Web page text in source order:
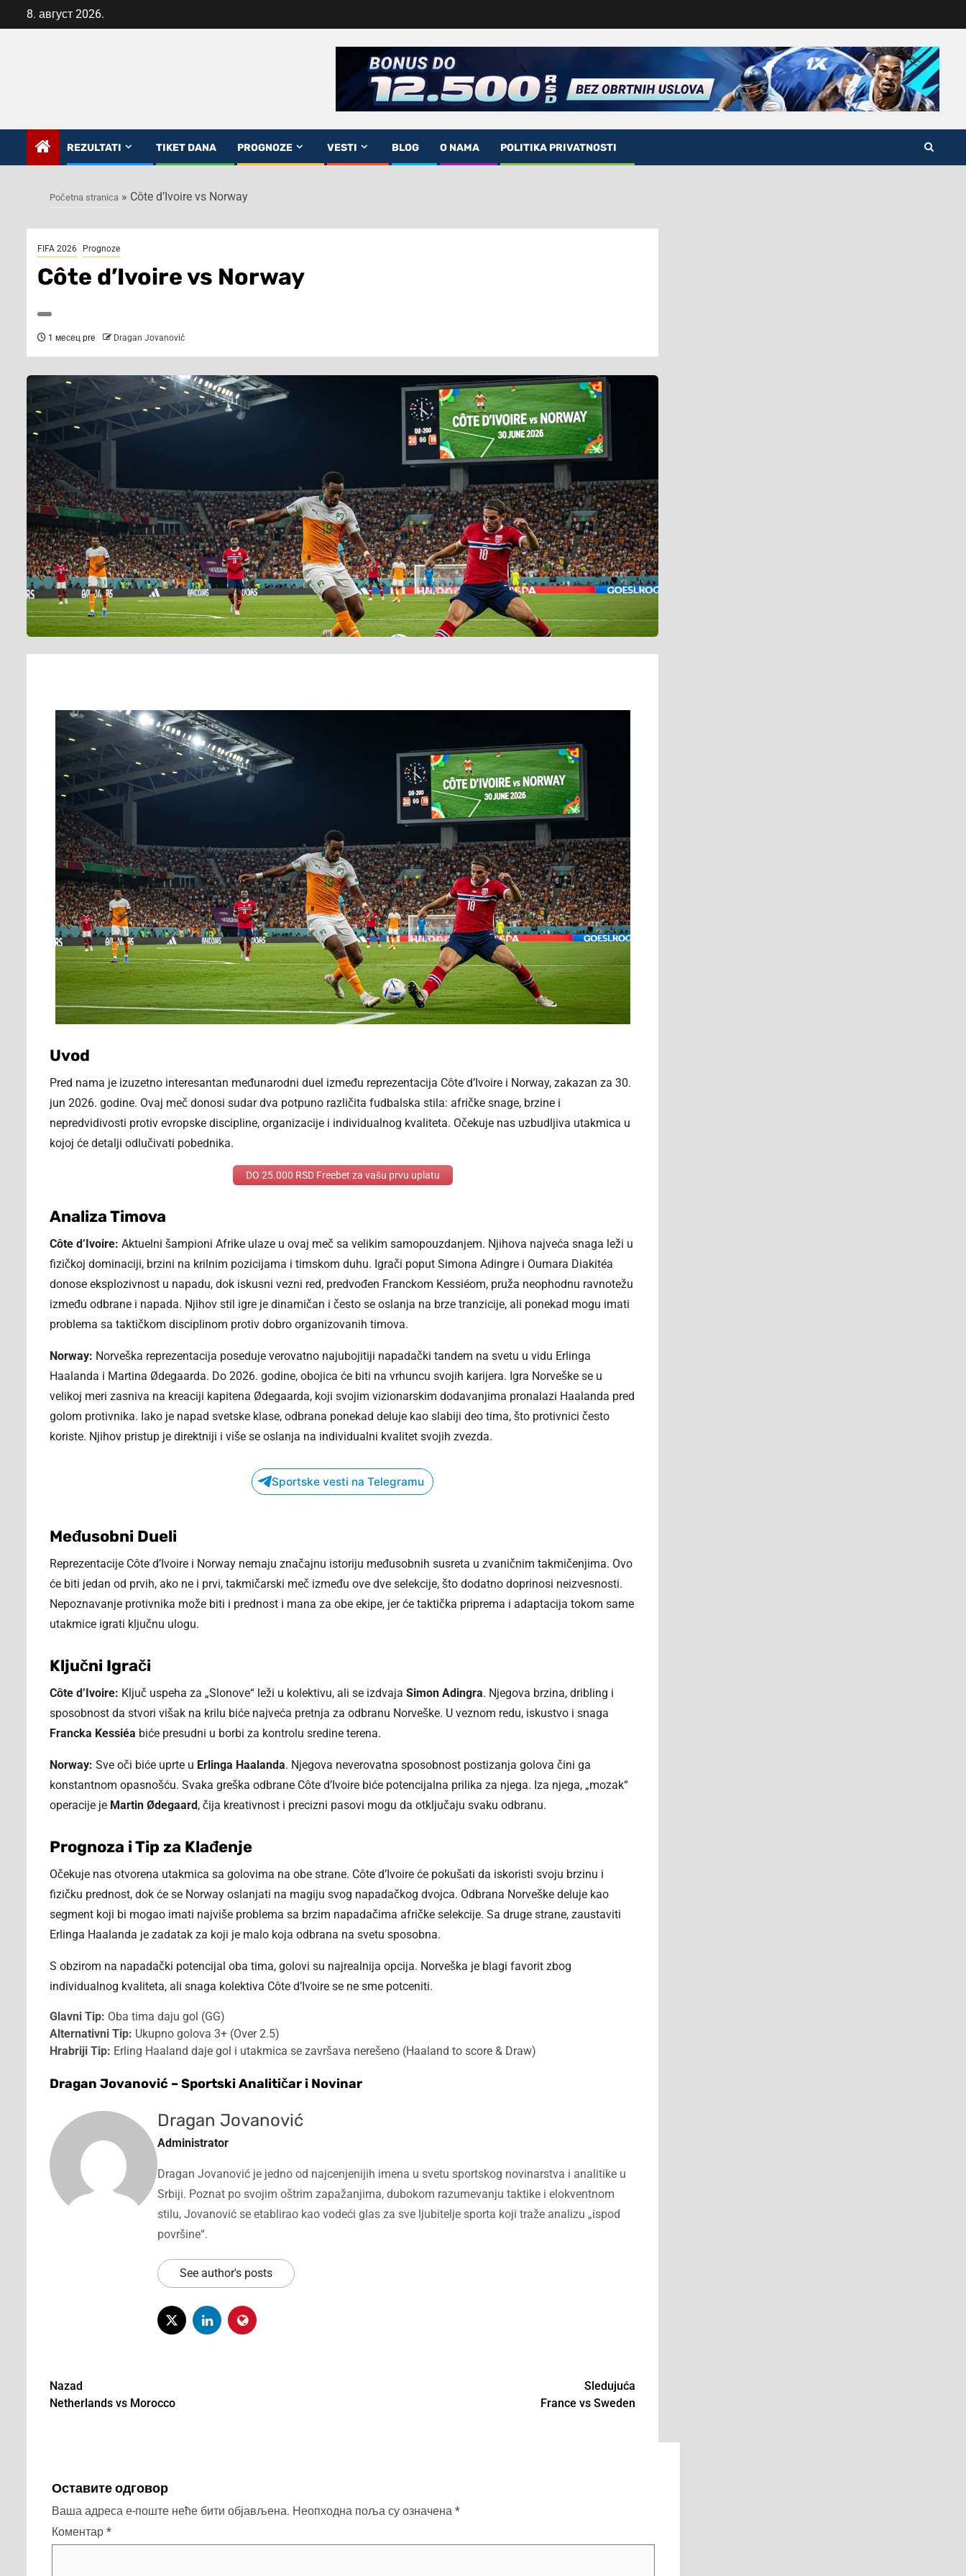
8. август 2026.
REZULTATI TIKET DANA PROGNOZE VESTI BLOG O NAMA POLITIKA PRIVATNOSTI
Početna stranica » Côte d’Ivoire vs Norway
FIFA 2026 Prognoze
Côte d’Ivoire vs Norway
1 месец pre Dragan Jovanović
Uvod
Pred nama je izuzetno interesantan međunarodni duel između reprezentacija Côte d’Ivoire i Norway, zakazan za 30.
jun 2026. godine. Ovaj meč donosi sudar dva potpuno različita fudbalska stila: afričke snage, brzine i
nepredvidivosti protiv evropske discipline, organizacije i individualnog kvaliteta. Očekuje nas uzbudljiva utakmica u
kojoj će detalji odlučivati pobednika.
DO 25.000 RSD Freebet za vašu prvu uplatu
Analiza Timova
Côte d’Ivoire: Aktuelni šampioni Afrike ulaze u ovaj meč sa velikim samopouzdanjem. Njihova najveća snaga leži u
fizičkoj dominaciji, brzini na krilnim pozicijama i timskom duhu. Igrači poput Simona Adingre i Oumara Diakitéa
donose eksplozivnost u napadu, dok iskusni vezni red, predvođen Franckom Kessiéom, pruža neophodnu ravnotežu
između odbrane i napada. Njihov stil igre je dinamičan i često se oslanja na brze tranzicije, ali ponekad mogu imati
problema sa taktičkom disciplinom protiv dobro organizovanih timova.
Norway: Norveška reprezentacija poseduje verovatno najubojitiji napadački tandem na svetu u vidu Erlinga
Haalanda i Martina Ødegaarda. Do 2026. godine, obojica će biti na vrhuncu svojih karijera. Igra Norveške se u
velikoj meri zasniva na kreaciji kapitena Ødegaarda, koji svojim vizionarskim dodavanjima pronalazi Haalanda pred
golom protivnika. Iako je napad svetske klase, odbrana ponekad deluje kao slabiji deo tima, što protivnici često
koriste. Njihov pristup je direktniji i više se oslanja na individualni kvalitet svojih zvezda.
Sportske vesti na Telegramu
Međusobni Dueli
Reprezentacije Côte d’Ivoire i Norway nemaju značajnu istoriju međusobnih susreta u zvaničnim takmičenjima. Ovo
će biti jedan od prvih, ako ne i prvi, takmičarski meč između ove dve selekcije, što dodatno doprinosi neizvesnosti.
Nepoznavanje protivnika može biti i prednost i mana za obe ekipe, jer će taktička priprema i adaptacija tokom same
utakmice igrati ključnu ulogu.
Ključni Igrači
Côte d’Ivoire: Ključ uspeha za „Slonove“ leži u kolektivu, ali se izdvaja Simon Adingra. Njegova brzina, dribling i
sposobnost da stvori višak na krilu biće najveća pretnja za odbranu Norveške. U veznom redu, iskustvo i snaga
Francka Kessiéa biće presudni u borbi za kontrolu sredine terena.
Norway: Sve oči biće uprte u Erlinga Haalanda. Njegova neverovatna sposobnost postizanja golova čini ga
konstantnom opasnošću. Svaka greška odbrane Côte d’Ivoire biće potencijalna prilika za njega. Iza njega, „mozak“
operacije je Martin Ødegaard, čija kreativnost i precizni pasovi mogu da otključaju svaku odbranu.
Prognoza i Tip za Klađenje
Očekuje nas otvorena utakmica sa golovima na obe strane. Côte d’Ivoire će pokušati da iskoristi svoju brzinu i
fizičku prednost, dok će se Norway oslanjati na magiju svog napadačkog dvojca. Odbrana Norveške deluje kao
segment koji bi mogao imati najviše problema sa brzim napadačima afričke selekcije. Sa druge strane, zaustaviti
Erlinga Haalanda je zadatak za koji je malo koja odbrana na svetu sposobna.
S obzirom na napadački potencijal oba tima, golovi su najrealnija opcija. Norveška je blagi favorit zbog
individualnog kvaliteta, ali snaga kolektiva Côte d’Ivoire se ne sme potceniti.
Glavni Tip: Oba tima daju gol (GG)
Alternativni Tip: Ukupno golova 3+ (Over 2.5)
Hrabriji Tip: Erling Haaland daje gol i utakmica se završava nerešeno (Haaland to score & Draw)
Dragan Jovanović – Sportski Analitičar i Novinar
Dragan Jovanović
Administrator
Dragan Jovanović je jedno od najcenjenijih imena u svetu sportskog novinarstva i analitike u
Srbiji. Poznat po svojim oštrim zapažanjima, dubokom razumevanju taktike i elokventnom
stilu, Jovanović se etablirao kao vodeći glas za sve ljubitelje sporta koji traže analizu „ispod
površine“.
See author's posts
Post
Nazad
Netherlands vs Morocco
Sledujuća
France vs Sweden
Оставите одговор
Ваша адреса е-поште неће бити објављена. Неопходна поља су означена *
Коментар *